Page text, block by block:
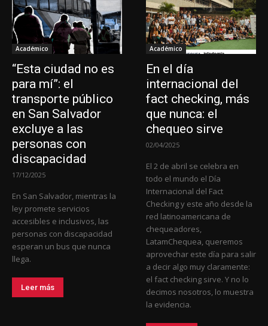
Académico
“Esta ciudad no es
para mí”: el
transporte público
en San Salvador
excluye a las
personas con
discapacidad
17/12/2025
En San Salvador, mientras la
ley promete servicios
accesibles e inclusivos, las
personas con discapacidad
esperan un bus que nunca
llega.
Leer más
Académico
En el día
internacional del
fact checking, más
que nunca: el
chequeo sirve
02/04/2025
El 2 de abril se celebra en
todo el mundo el Día
Internacional del Fact
Checking y este año desde la
red latinoamericana de
chequeadores,
LatamChequea, queremos
aprovechar este día para salir
a decir algo muy claramente:
el fact checking sirve. Y no lo
decimos nosotros, lo muestra
la evidencia.